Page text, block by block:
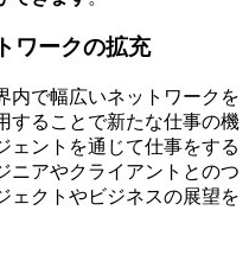
ワークの拡充
内で幅広いネットワークを
することで新たな仕事の機
ェントを通じて仕事をする
ニアやクライアントとのつ
ェクトやビジネスの展望を